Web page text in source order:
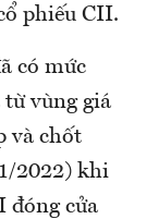
phiếu CII.
có mức
vùng giá
và chốt
2022) khi
đóng cửa